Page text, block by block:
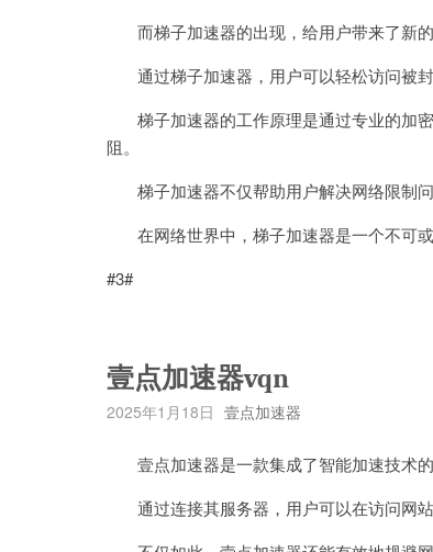
而梯子加速器的出现，给用户带来了新的
通过梯子加速器，用户可以轻松访问被封
梯子加速器的工作原理是通过专业的加密
阻。
梯子加速器不仅帮助用户解决网络限制问
在网络世界中，梯子加速器是一个不可或
#3#
壹点加速器vqn
2025年1月18日 壹点加速器
壹点加速器是一款集成了智能加速技术的
通过连接其服务器，用户可以在访问网站